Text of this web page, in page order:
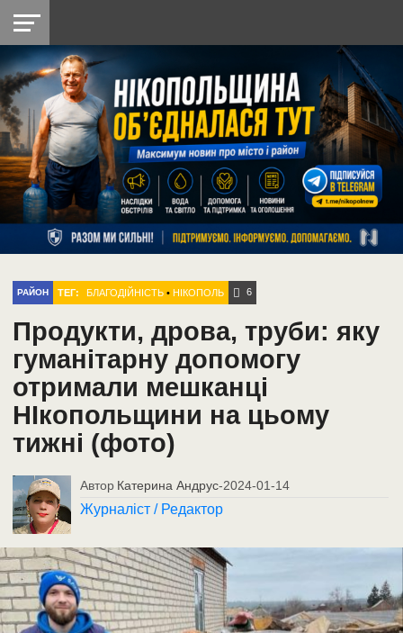
НІКОПОЛЬ
РАЙОН
СІЧЕСЛАВСЬКА
УКРАЇНА
РЕТРО
НІКОПОЛЬ
ЛАЙТ
УКРАЇНА
ДОПОМОГА
РАДІО
РАЙОН ТЕГ: БЛАГОДІЙНІСТЬ •НІКОПОЛЬ 6
Продукти, дрова, труби: яку
гуманітарну допомогу
отримали мешканці
НІкопольщини на цьому
тижні (фото)
Автор Катерина Андрус-2024-01-14
Журналіст / Редактор